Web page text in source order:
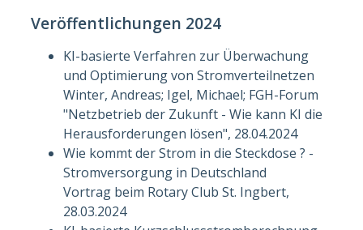
Veröffentlichungen 2024
KI-basierte Verfahren zur Überwachung
und Optimierung von Stromverteilnetzen
Winter, Andreas; Igel, Michael; FGH-Forum
"Netzbetrieb der Zukunft - Wie kann KI die
Herausforderungen lösen", 28.04.2024
Wie kommt der Strom in die Steckdose ? -
Stromversorgung in Deutschland
Vortrag beim Rotary Club St. Ingbert,
28.03.2024